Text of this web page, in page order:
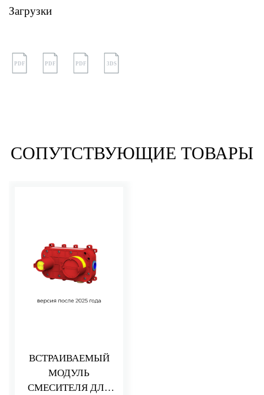
Загрузки
PDF PDF PDF 3DS
СОПУТСТВУЮЩИЕ ТОВАРЫ
ВСТРАИВАЕМЫЙ
МОДУЛЬ
СМЕСИТЕЛЯ ДЛЯ